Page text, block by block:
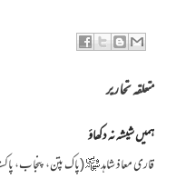
متعلقہ تحاریر
ہمیں شیشہ نہ دکھاؤ
قاری معاذ شاہد ﷾ (پاک پتن، پنجاب،